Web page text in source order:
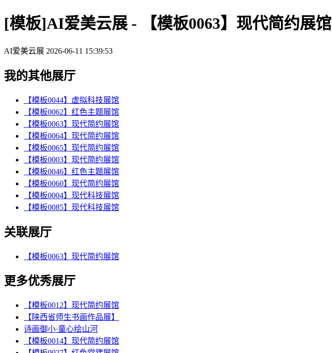
[模板]AI爱美云展 - 【模板0063】现代简约展馆
AI爱美云展 2026-06-11 15:39:53
我的其他展厅
【模板0044】虚拟科技展馆
【模板0062】红色主题展馆
【模板0063】现代简约展馆
【模板0064】现代简约展馆
【模板0065】现代简约展馆
【模板0003】现代简约展馆
【模板0046】红色主题展馆
【模板0060】现代简约展馆
【模板0004】现代科技展馆
【模板0085】现代科技展馆
关联展厅
【模板0063】现代简约展馆
更多优秀展厅
【模板0012】现代简约展馆
【陕西省师生书画作品展】
诗画御小·童心绘山河
【模板0014】现代简约展馆